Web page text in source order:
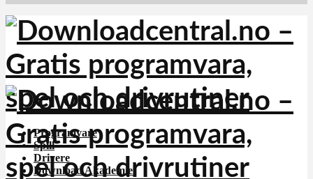
Programvare
Spill
Drivere
Download Akademiet